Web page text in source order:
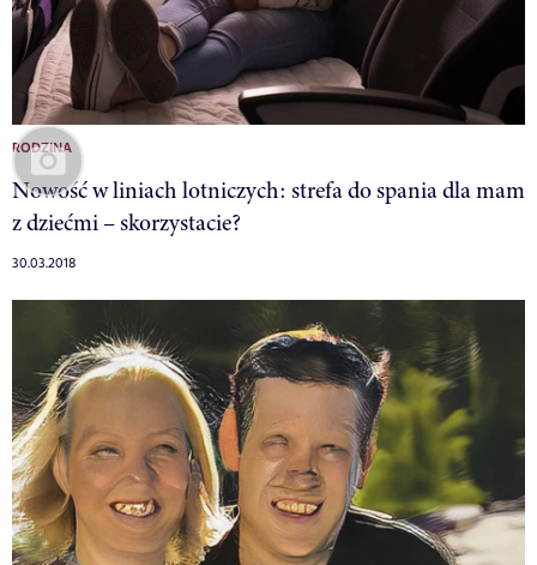
RODZINA
Nowość w liniach lotniczych: strefa do spania dla mam
z dziećmi – skorzystacie?
30.03.2018